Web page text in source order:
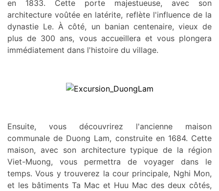
en 1833. Cette porte majestueuse, avec son
architecture voûtée en latérite, reflète l'influence de la
dynastie Le. À côté, un banian centenaire, vieux de
plus de 300 ans, vous accueillera et vous plongera
immédiatement dans l'histoire du village.
Ensuite, vous découvrirez l'ancienne maison
communale de Duong Lam, construite en 1684. Cette
maison, avec son architecture typique de la région
Viet-Muong, vous permettra de voyager dans le
temps. Vous y trouverez la cour principale, Nghi Mon,
et les bâtiments Ta Mac et Huu Mac des deux côtés,